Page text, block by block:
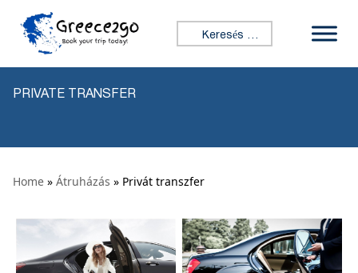
Ugrás a tartalomhoz
Keresés:
PRIVATE TRANSFER
Home » Átruházás » Privát transzfer